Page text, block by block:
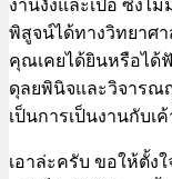
งานงั่งและเป๋อ ซึ่งไ
พิสูจน์ได้ทางวิทยาศา
คุณเคยได้ยินหรือได้
ดุลยพินิจและวิจาร
เป็นการเป็นงานกับเ
เอาล่ะครับ ขอให้ตั้ง